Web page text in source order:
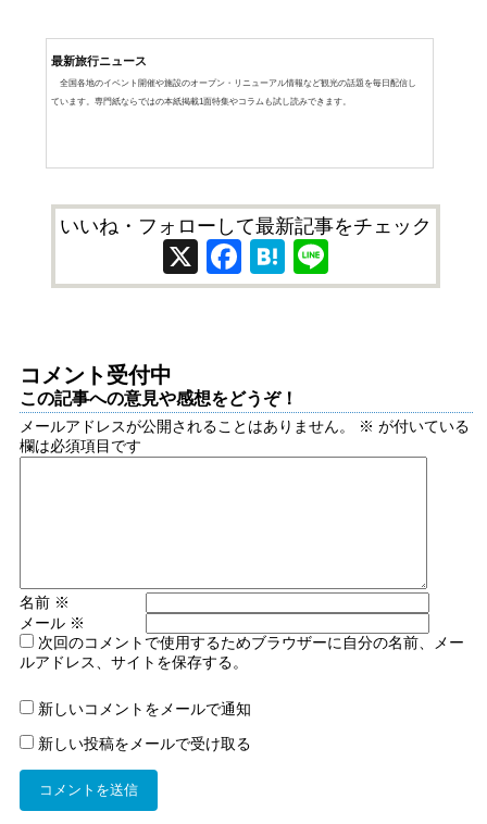
最新旅行ニュース
全国各地のイベント開催や施設のオープン・リニューアル情報など観光の話題を毎日配信し
ています。専門紙ならではの本紙掲載1面特集やコラムも試し読みできます。
いいね・フォローして最新記事をチェック
X Facebook
Hatena
コメント受付中
この記事への意見や感想をどうぞ！
メールアドレスが公開されることはありません。 ※ が付いている
欄は必須項目です
名前 ※
メール ※
次回のコメントで使用するためブラウザーに自分の名前、メー
ルアドレス、サイトを保存する。
新しいコメントをメールで通知
新しい投稿をメールで受け取る